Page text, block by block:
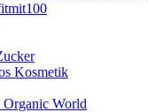
Kosmetik
World